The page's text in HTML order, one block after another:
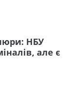
НБУ
але є